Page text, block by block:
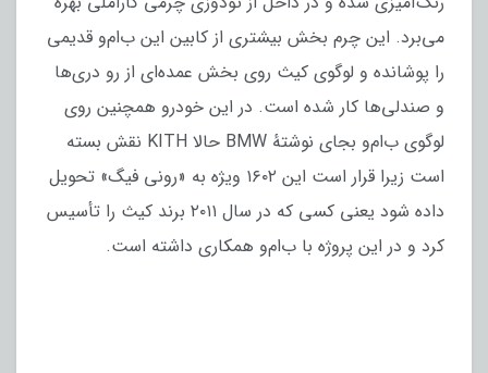
می‌برد. این چرم بخش بیشتری از کابین این ب‌ام‌و قدیمی
را پوشانده و لوگوی کیث روی بخش عمده‌ای از رو دری‌ها
و صندلی‌ها کار شده است. در این خودرو همچنین روی
لوگوی ب‌ام‌و بجای نوشتهٔ BMW حالا KITH نقش بسته
است زیرا قرار است این ۱۶۰۲ ویژه به «رونی فیگ» تحویل
داده شود یعنی کسی که در سال ۲۰۱۱ برند کیث را تأسیس
کرد و در این پروژه با ب‌ام‌و همکاری داشته است.